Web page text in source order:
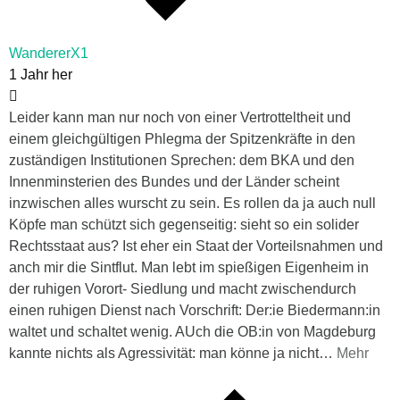
WandererX1
1 Jahr her
Leider kann man nur noch von einer Vertrotteltheit und
einem gleichgültigen Phlegma der Spitzenkräfte in den
zuständigen Institutionen Sprechen: dem BKA und den
Innenminsterien des Bundes und der Länder scheint
inzwischen alles wurscht zu sein. Es rollen da ja auch null
Köpfe man schützt sich gegenseitig: sieht so ein solider
Rechtsstaat aus? Ist eher ein Staat der Vorteilsnahmen und
anch mir die Sintflut. Man lebt im spießigen Eigenheim in
der ruhigen Vorort- Siedlung und macht zwischendurch
einen ruhigen Dienst nach Vorschrift: Der:ie Biedermann:in
waltet und schaltet wenig. AUch die OB:in von Magdeburg
kannte nichts als Agressivität: man könne ja nicht… Mehr